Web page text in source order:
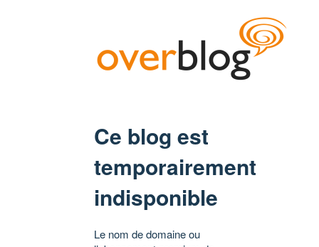
Ce blog est
temporairement
indisponible
Le nom de domaine ou